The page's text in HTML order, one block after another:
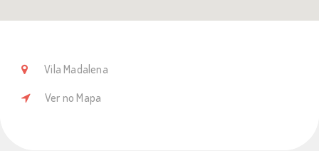
Vila Madalena
Ver no Mapa